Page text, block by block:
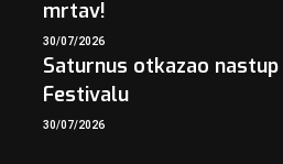
mrtav!
30/07/2026
Saturnus otkazao
Festivalu
30/07/2026